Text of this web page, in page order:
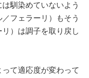
馴染めていないよう
フェラーリ）もそう
）は調子を取り戻し
って適応度が変わって